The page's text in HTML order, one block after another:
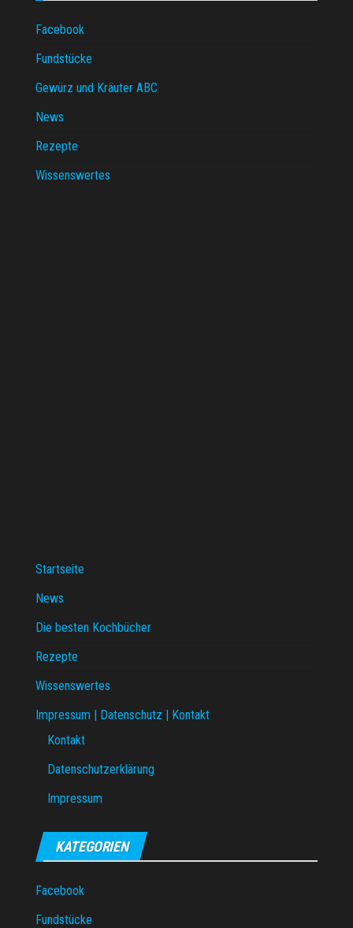
Facebook
Fundstücke
Gewürz und Kräuter ABC
News
Rezepte
Wissenswertes
Startseite
News
Die besten Kochbücher
Rezepte
Wissenswertes
Impressum | Datenschutz | Kontakt
Kontakt
Datenschutzerklärung
Impressum
KATEGORIEN
Facebook
Fundstücke